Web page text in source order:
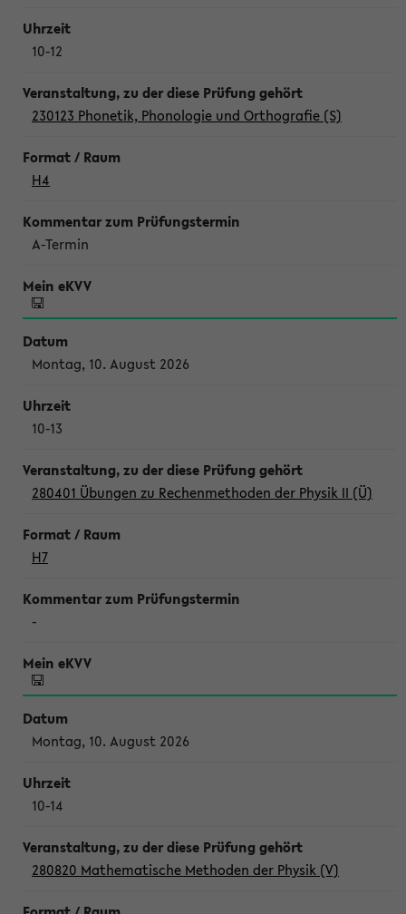
10-12
230123 Phonetik, Phonologie und Orthografie (S)
H4
A-Termin
Montag, 10. August 2026
10-13
280401 Übungen zu Rechenmethoden der Physik II (Ü)
H7
-
Montag, 10. August 2026
10-14
280820 Mathematische Methoden der Physik (V)